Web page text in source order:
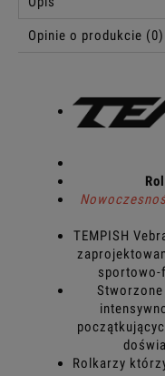
Opinie o produkcie (0)
TEMPISH
sportowo-
Rolkarzy